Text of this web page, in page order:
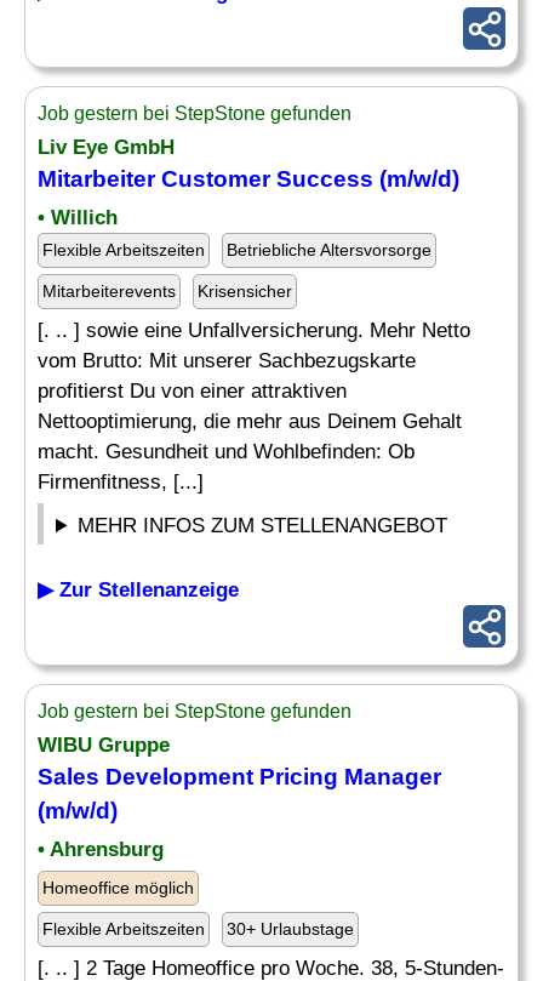
Job gestern bei StepStone gefunden
Liv Eye GmbH
Mitarbeiter Customer Success (m/w/d)
• Willich
Flexible Arbeitszeiten Betriebliche Altersvorsorge
Mitarbeiterevents Krisensicher
[. .. ] sowie eine Unfallversicherung. Mehr Netto
vom Brutto: Mit unserer Sachbezugskarte
profitierst Du von einer attraktiven
Nettooptimierung, die mehr aus Deinem Gehalt
macht. Gesundheit und Wohlbefinden: Ob
Firmenfitness, [...]
MEHR INFOS ZUM STELLENANGEBOT
▶ Zur Stellenanzeige
Job gestern bei StepStone gefunden
WIBU Gruppe
Sales Development Pricing Manager
(m/w/d)
• Ahrensburg
Homeoffice möglich
Flexible Arbeitszeiten 30+ Urlaubstage
[. .. ] 2 Tage Homeoffice pro Woche. 38, 5-Stunden-